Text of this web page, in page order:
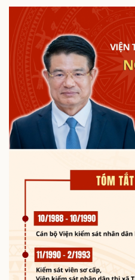
Quan sát
Cuộc sống đó đây
Hồ sơ
Kinh tế